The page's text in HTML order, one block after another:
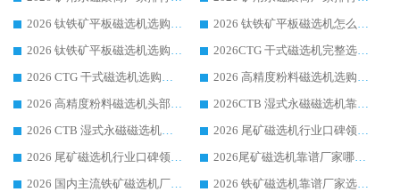
2026 钛铁矿平板磁选机选购全攻略 市场公认优质品牌厂家实力排行榜
2026 钛铁矿平板磁选机怎么选 靠谱生产企业实力排行榜选购参考攻略
2026 钛铁矿平板磁选机选购指南 行业口碑优选品牌生产企业实力排行榜
2026CTG 干式磁选机完整选购指南 行业口碑顶尖靠谱生产龙头厂家实力推荐
2026 CTG 干式磁选机选购指南|行业口碑靠谱生产厂家领域强者推荐
2026 高精度粉料磁选机选购全攻略 行业优质品牌华体会手机网页版-华体会(中国) 实力深度解析
2026 高精度粉料磁选机头部厂家选购指南 行业口碑靠谱品牌推荐 领域强者华体会手机网页版-华体会(中国) 解析
2026CTB 湿式永磁磁选机靠谱厂家实力排行榜 铁矿选矿设备采购全流程选购指南
2026 CTB 湿式永磁磁选机选购指南|行业口碑良好品牌推荐，领域强者华体会手机网页版-华体会(中国)
2026 尾矿磁选机行业口碑领域强者，源头直供国内主流厂家华体会手机网页版-华体会(中国) 一站式服务
2026 尾矿磁选机行业口碑领域强者，源头直供国内主流厂家华体会手机网页版-华体会(中国) 一站式服务
2026尾矿磁选机靠谱厂家哪家好 行业口碑领域强者华体会手机网页版-华体会(中国) 推荐
2026 国内主流铁矿磁选机厂家选购指南|行业口碑好品牌推荐，领域强者华体会手机网页版-华体会(中国)
2026 铁矿磁选机靠谱厂家选购全攻略 行业标杆华体会手机网页版-华体会(中国) 设备性价比出众